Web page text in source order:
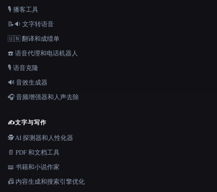
🎙️ 播客工具
📝🔉 文字转语音
🇺🇳 翻译和成绩单
☎️ 语音代理和电话机器人
🎙️ 语音克隆
🔊 音效生成器
🎧 音频增强器和人声去除
✍️文字与写作
🕵️ AI 探测器和人性化器
📄 PDF 和文档工具
📖 书籍和小说作家
📠 内容生成和搜索引擎优化